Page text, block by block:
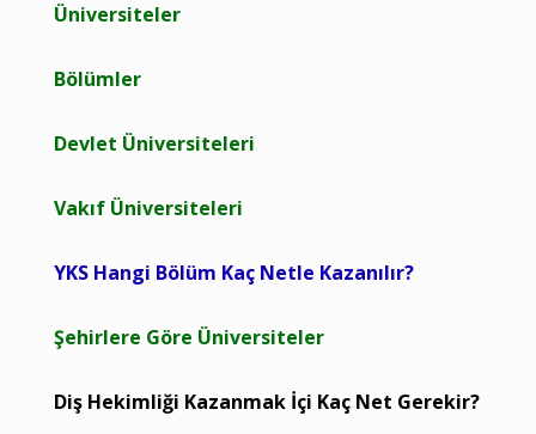
Üniversiteler
Bölümler
Devlet Üniversiteleri
Vakıf Üniversiteleri
YKS Hangi Bölüm Kaç Netle Kazanılır?
Şehirlere Göre Üniversiteler
Diş Hekimliği Kazanmak İçi Kaç Net Gerekir?